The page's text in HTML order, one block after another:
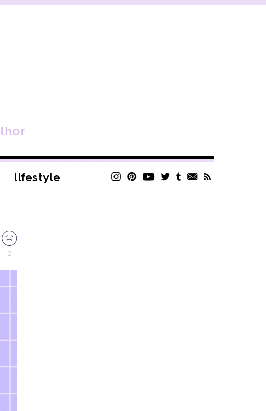
lifestyle
2